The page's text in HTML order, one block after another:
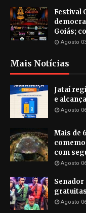
Festival
Goiás;
Agosto
Mais Notícias
Jataí
e
Agosto
Mais de
com
Agosto
Senador
gratuitas
Agosto